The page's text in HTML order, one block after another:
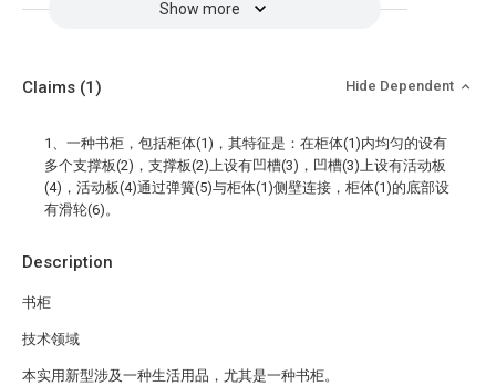
Show more
Description
书柜
技术领域
本实用新型涉及一种生活用品，尤其是一种书柜。
Claims (1) Hide Dependent
1、一种书柜，包括柜体(1)，其特征是：在柜体(1)内均匀的设有
多个支撑板(2)，支撑板(2)上设有凹槽(3)，凹槽(3)上设有活动板
(4)，活动板(4)通过弹簧(5)与柜体(1)侧壁连接，柜体(1)的底部设
有滑轮(6)。